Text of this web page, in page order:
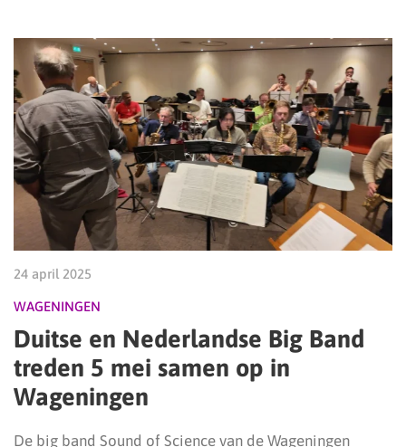
24 april 2025
WAGENINGEN
Duitse en Nederlandse Big Band
treden 5 mei samen op in
Wageningen
De big band Sound of Science van de Wageningen